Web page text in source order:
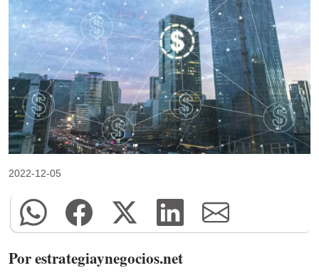
2022-12-05
Por estrategiaynegocios.net